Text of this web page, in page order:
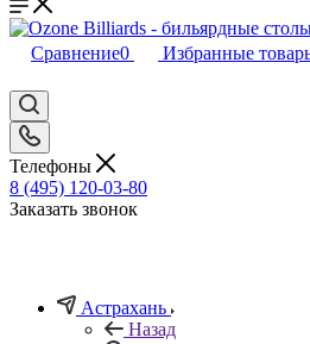
Сравнение0 Избранные
Телефоны
8 (495) 120-03-80
Заказать звонок
Астрахань
Назад